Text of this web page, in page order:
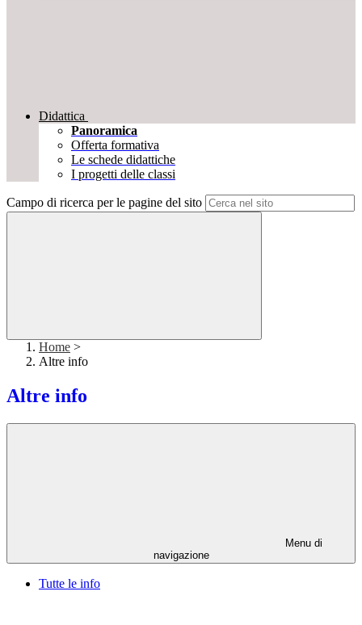
Didattica
Panoramica
Offerta formativa
Le schede didattiche
I progetti delle classi
Campo di ricerca per le pagine del sito
Home >
Altre info
Altre info
Menu di
navigazione
Tutte le info